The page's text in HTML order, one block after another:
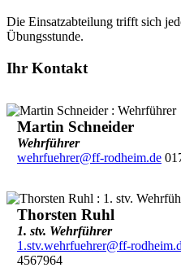
Die Einsatzabteilung trifft sich
Übungsstunde.
Ihr Kontakt
Martin Schneider
Wehrführer
wehrfuehrer@ff-rodheim.de
Thorsten Ruhl
1. stv. Wehrführer
1.stv.wehrfuehrer@ff-
4567964